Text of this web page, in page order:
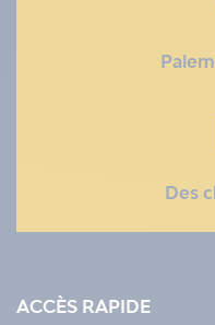
Des
ACCÈS RAPIDE